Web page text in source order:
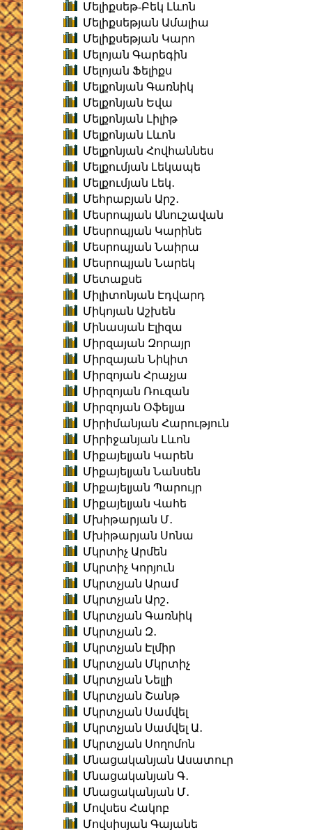
Մելիքսեթ-Բեկ Լևոն
Մելիքսեթյան Ամալիա
Մելիքսեթյան Կարո
Մելոյան Գարեգին
Մելոյան Ֆելիքս
Մելքոնյան Գառնիկ
Մելքոնյան Եվա
Մելքոնյան Լիլիթ
Մելքոնյան Լևոն
Մելքոնյան Հովհաննես
Մելքումյան Լեկապե
Մելքումյան Լեկ․
Մեհրաբյան Արշ․
Մեսրոպյան Անուշավան
Մեսրոպյան Կարինե
Մեսրոպյան Նաիրա
Մեսրոպյան Նարեկ
Մետաքսե
Միլիտոնյան Էդվարդ
Միկոյան Աշխեն
Մինասյան Էլիզա
Միրզայան Զորայր
Միրզայան Նիկիտ
Միրզոյան Հրաչյա
Միրզոյան Ռուզան
Միրզոյան Օֆելյա
Միրիմանյան Հարություն
Միրիջանյան Լևոն
Միքայելյան Կարեն
Միքայելյան Նանսեն
Միքայելյան Պարույր
Միքայելյան Վահե
Մխիթարյան Մ․
Մխիթարյան Սոնա
Մկրտիչ Արմեն
Մկրտիչ Կորյուն
Մկրտչյան Արամ
Մկրտչյան Արշ․
Մկրտչյան Գառնիկ
Մկրտչյան Զ․
Մկրտչյան Էլմիր
Մկրտչյան Մկրտիչ
Մկրտչյան Նելլի
Մկրտչյան Շանթ
Մկրտչյան Սամվել
Մկրտչյան Սամվել Ա․
Մկրտչյան Սողոմոն
Մնացականյան Ասատուր
Մնացականյան Գ․
Մնացականյան Մ․
Մովսես Հակոբ
Մովսիսյան Գայանե